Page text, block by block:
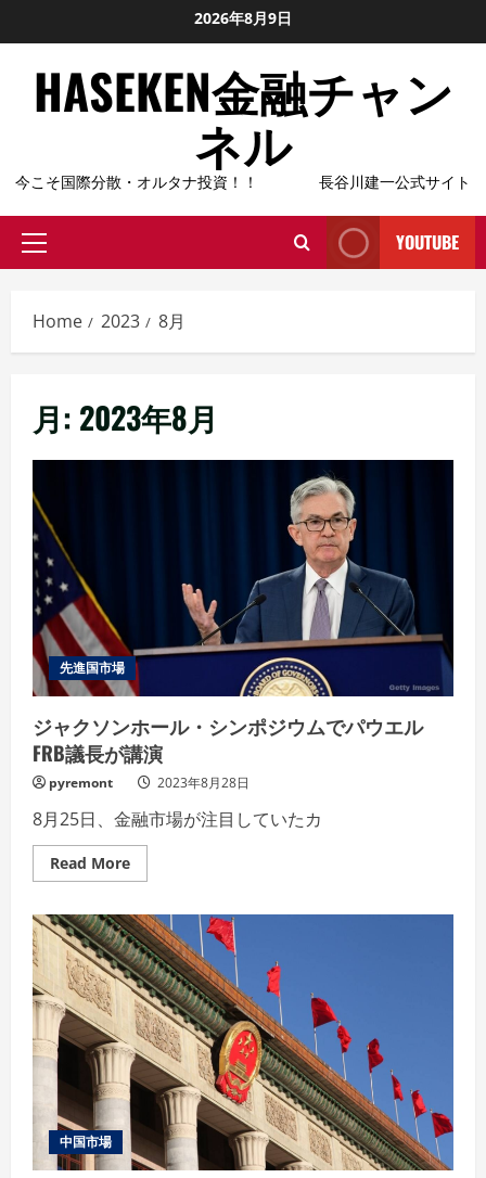
to
content
2026年8月9日
HASEKEN金融チャン
ネル
今こそ国際分散・オルタナ投資！！ 長谷川建一公式サイト
Primary
YOUTUBE
Home 2023 8月
月: 2023年8月
先進国市場
ジャクソンホール・シンポジウムでパウエル
FRB議長が講演
pyremont 2023年8月28日
8月25日、金融市場が注目していたカ
Read MoreRead
more
ャ
ク
ソ
ン
ホ
ー
ル・
シ
ン
ポ
ジ
ウ
ム
で
パ
ウ
エ
中国市場